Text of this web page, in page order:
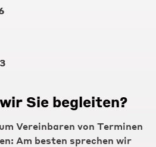
Sie begleiten?
Vereinbaren von Terminen
Am besten sprechen wir